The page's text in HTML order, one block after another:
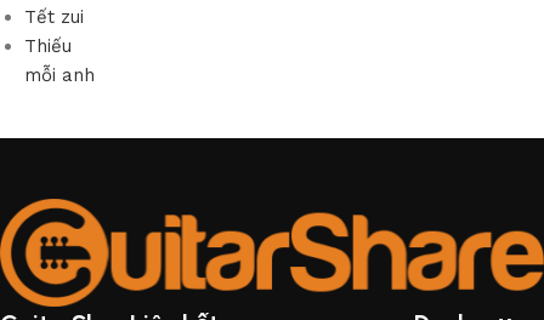
Tết zui
Thiếu
mỗi anh